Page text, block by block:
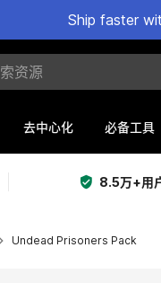
Ship faster
去中心化 必备工具
8.5万+用
Undead Prisoners Pack